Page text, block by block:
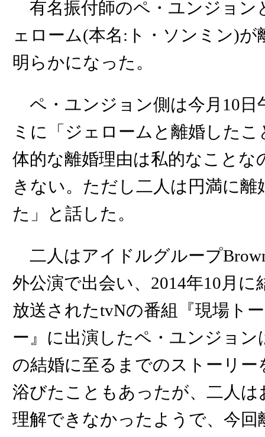
有名振付師のペ・ユンジョン
ェローム(本名:ト・ソンミン)が
明らかになった。
ペ・ユンジョン側は今月10日
ミに「ジェロームと離婚したこ
体的な離婚理由は私的なことな
きない。ただし二人は円満に離
た」と話した。
二人はアイドルグループ
外公演で出会い、2014年10月に
放送されたtvNの番組『現場ト
ー』に出演したペ・ユンジョ
の結婚に至るまでのストーリー
浴びたこともあったが、二人は
理解できなかったようで、今回